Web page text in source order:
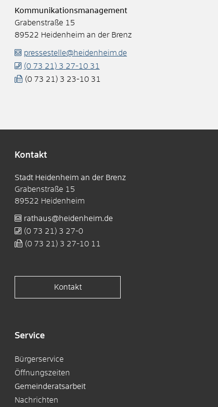
Kommunikationsmanagement
Grabenstraße 15
89522 Heidenheim an der Brenz
pressestelle@heidenheim.de
(0 73 21) 3 27-10 31
(0 73 21) 3 23-10 31
Kontakt
Stadt Heidenheim an der Brenz
Grabenstraße 15
89522 Heidenheim
rathaus@heidenheim.de
(0 73 21) 3 27-0
(0 73 21) 3 27-10 11
Kontakt
Service
Bürgerservice
Öffnungszeiten
Gemeinderatsarbeit
Nachrichten